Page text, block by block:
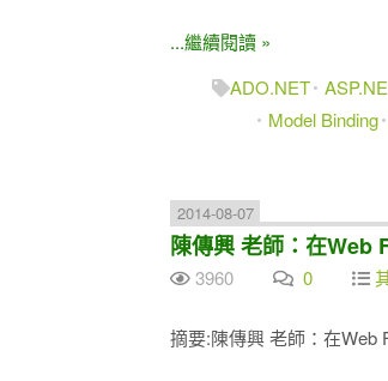
...繼續閱讀 »
ADO.NET
Model Binding
2014-08-07
陳傳興 老師：在Web
3960 0
摘要:陳傳興 老師：在Web